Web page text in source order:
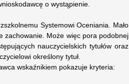
o wystąpienie.
Systemowi Oceniania. Mało
zachowanie. Może więc pora podobnej
nauczycielskich tytułów oraz
określony tytuł.
wskaźnikiem pokazuje kryteria: